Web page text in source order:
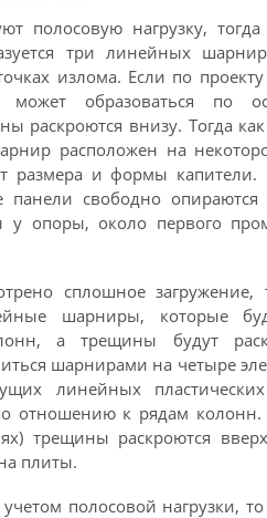
полосовую нагрузку,
три линейных
излома. Если по
может образоваться по
раскроются внизу. Тогда
расположен на
размера и формы капители.
панели свободно
опоры, около первого
сплошное
шарниры, которые
а трещины будут
шарнирами на четыре
линейных
отношению к рядам
трещины раскроются
плиты.
полосовой нагрузки,